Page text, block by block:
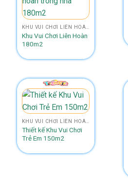
Khu Vui Chơi Liên Hoàn
180m2
KHU VUI CHƠI LIÊN HOÀN SIZE 150M2 - 200M2
Thiết kế Khu Vui Chơi
Trẻ Em 150m2